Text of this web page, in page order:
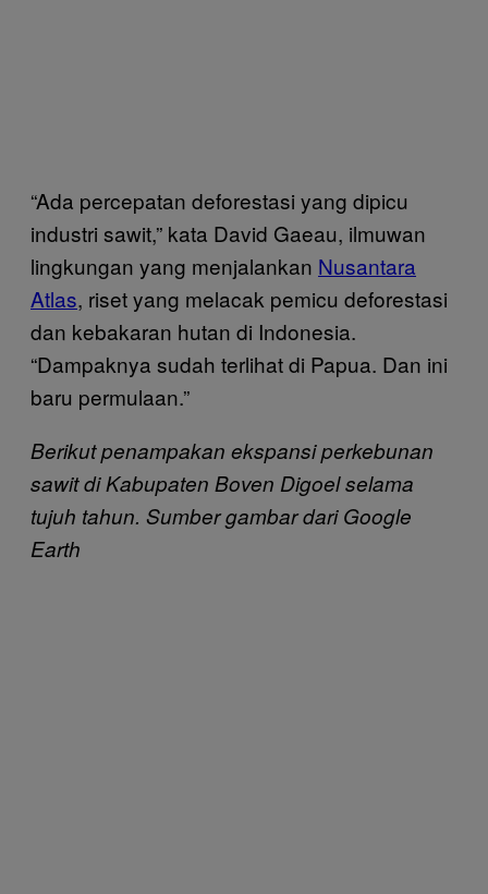
“Ada percepatan deforestasi yang dipicu
industri sawit,” kata David Gaeau, ilmuwan
lingkungan yang menjalankan Nusantara
Atlas, riset yang melacak pemicu deforestasi
dan kebakaran hutan di Indonesia.
“Dampaknya sudah terlihat di Papua. Dan ini
baru permulaan.”
Berikut penampakan ekspansi perkebunan
sawit di Kabupaten Boven Digoel selama
tujuh tahun. Sumber gambar dari Google
Earth